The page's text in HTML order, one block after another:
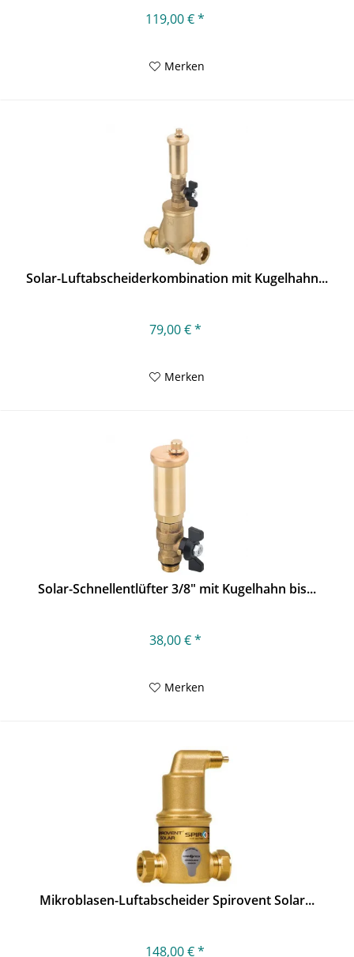
119,00 € *
Merken
Solar-Luftabscheiderkombination mit Kugelhahn...
79,00 € *
Merken
Solar-Schnellentlüfter 3/8" mit Kugelhahn bis...
38,00 € *
Merken
Mikroblasen-Luftabscheider Spirovent Solar...
148,00 € *